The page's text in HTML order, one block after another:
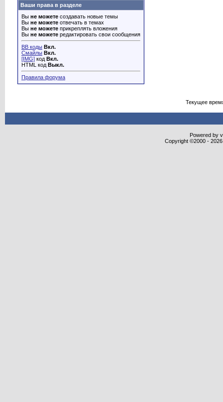
Ваши права в разделе
Вы не можете создавать новые темы
Вы не можете отвечать в темах
Вы не можете прикреплять вложения
Вы не можете редактировать свои сообщения
BB коды Вкл.
Смайлы Вкл.
[IMG] код Вкл.
HTML код Выкл.
Правила форума
Текущее
Powered by
Copyright ©2000 -